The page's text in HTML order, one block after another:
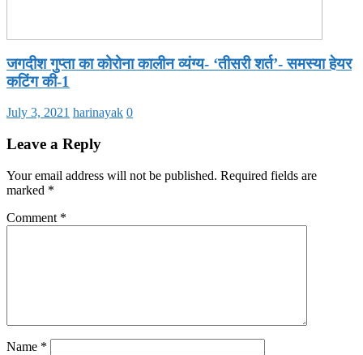
जगदीश गुप्ता का कोरोना कालीन व्यंग्य- ‘तीसरी शर्त’- समस्या हेयर
कटिंग की-1
July 3, 2021 harinayak 0
Leave a Reply
Your email address will not be published. Required fields are
marked *
Comment *
Name *